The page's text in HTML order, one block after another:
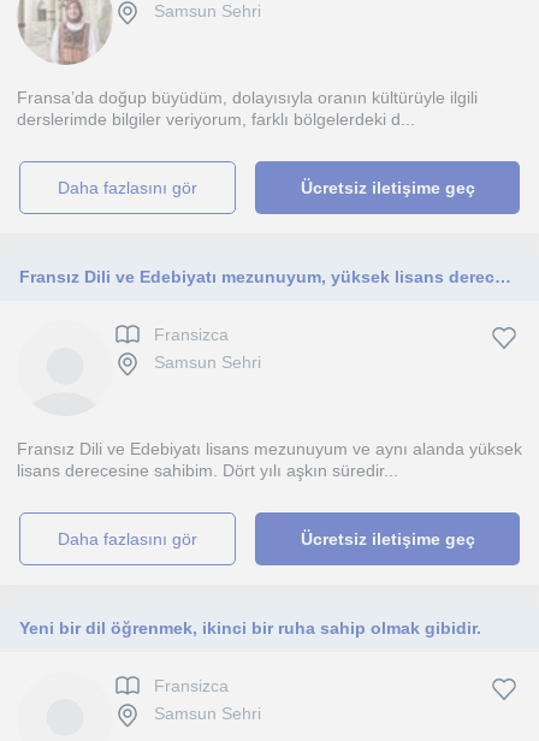
Samsun Sehri
Fransa’da doğup büyüdüm, dolayısıyla oranın kültürüyle ilgili
derslerimde bilgiler veriyorum, farklı bölgelerdeki d...
daha fazlasını gör Ücretsiz iletişime geç
Fransız Dili ve Edebiyatı mezunuyum, yüksek lisans derecem var. Dört yılı aşkın süredir özel ders veriyorum ve özel okullarda çalı
Fransizca
Samsun Sehri
Fransız Dili ve Edebiyatı lisans mezunuyum ve aynı alanda yüksek
lisans derecesine sahibim. Dört yılı aşkın süredir...
daha fazlasını gör Ücretsiz iletişime geç
Yeni bir dil öğrenmek, ikinci bir ruha sahip olmak gibidir.
Fransizca
Samsun Sehri